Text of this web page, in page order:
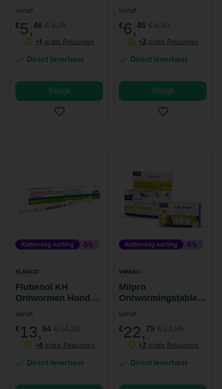
vanaf
€5,46
P
+1 gratis Petpunten
Direct leverbaar
Bekijk
en Kat
vanaf
€6,46
P
+2 gratis Petpunten
Direct leverbaar
Bekijk
Kattendag korting -5%
ELANCO
Flubenol KH
Ontwormen Hond
Kat Pasta Tube 7.8
vanaf
€13, 54
P
+4 gratis Petpunten
Direct leverbaar
Kattendag korting -5%
VIRBAC
Milpro
Ontwormingstablett
en Kat
vanaf
€22, 75
P
+7 gratis Petpunten
Direct leverbaar